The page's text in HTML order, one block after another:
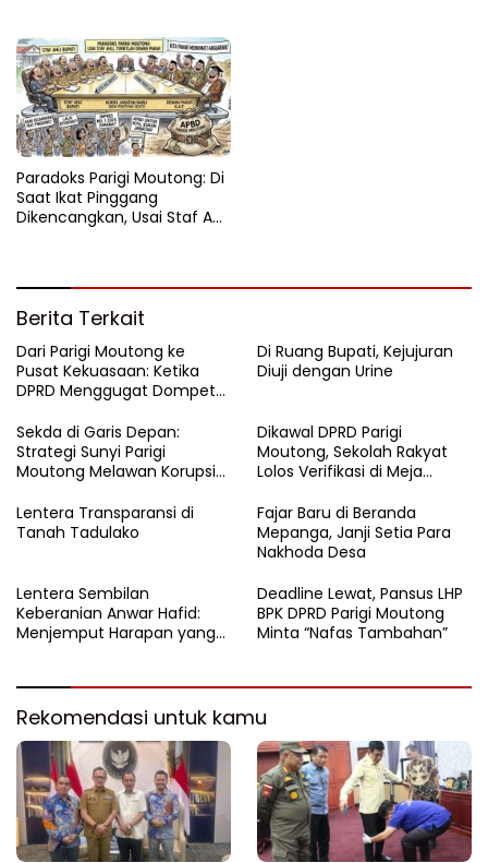
Paradoks Parigi Moutong: Di
Saat Ikat Pinggang
Dikencangkan, Usai Staf Ahli
Berita Terkait
Dari Parigi Moutong ke
Pusat Kekuasaan: Ketika
DPRD Menggugat Dompet
Di Ruang Bupati, Kejujuran
Diuji dengan Urine
Sekda di Garis Depan:
Strategi Sunyi Parigi
Moutong Melawan Korupsi
Dikawal DPRD Parigi
Moutong, Sekolah Rakyat
Lolos Verifikasi di Meja
Lentera Transparansi di
Tanah Tadulako
Fajar Baru di Beranda
Mepanga, Janji Setia Para
Nakhoda Desa
Lentera Sembilan
Keberanian Anwar Hafid:
Menjemput Harapan yang
Deadline Lewat, Pansus LHP
BPK DPRD Parigi Moutong
Minta “Nafas Tambahan”
Rekomendasi untuk kamu